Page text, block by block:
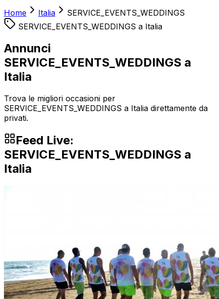
Home Italia
SERVICE_EVENTS_WEDDINGS
SERVICE_EVENTS_WEDDINGS a Italia
Annunci
SERVICE_EVENTS_WEDDINGS a
Italia
Trova le migliori occasioni per
SERVICE_EVENTS_WEDDINGS a Italia direttamente da
privati.
Feed Live:
SERVICE_EVENTS_WEDDINGS a
Italia